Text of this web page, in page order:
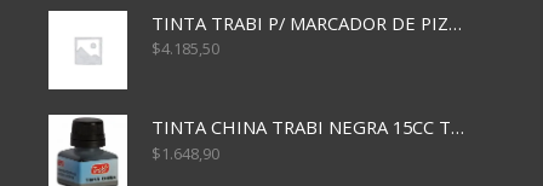
TINTA TRABI P/ MARCADOR DE PIZARRA x30ml ROJO
$4.185,50
TINTA CHINA TRABI NEGRA 15CC TR3460
$1.648,90